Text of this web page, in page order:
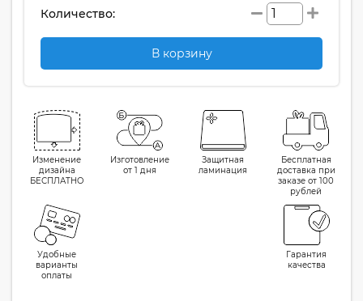
Количество:
В корзину
Изменение
дизайна
БЕСПЛАТНО
Изготовление
от 1 дня
Защитная
ламинация
Бесплатная
доставка при
заказе от 100
рублей
Удобные
варианты
оплаты
Гарантия
качества